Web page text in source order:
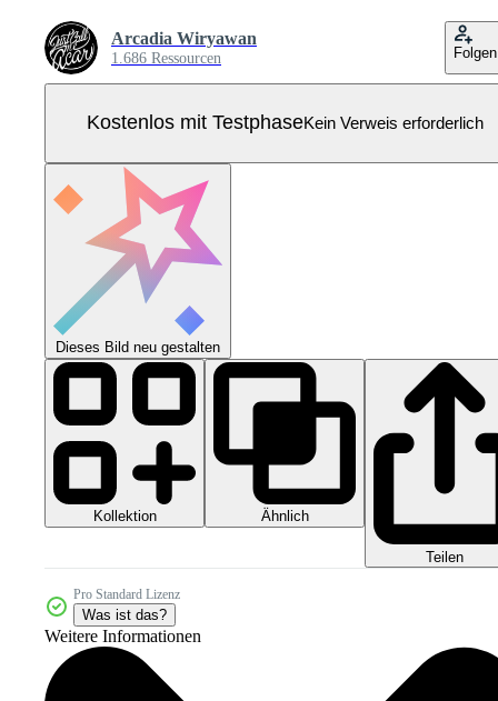
Arcadia Wiryawan
1.686 Ressourcen Folgen
Kostenlos mit TestphaseKein Verweis erforderlich
Dieses Bild neu gestalten
Kollektion Ähnlich
Teilen
Pro Standard Lizenz
Was ist das?
Weitere Informationen